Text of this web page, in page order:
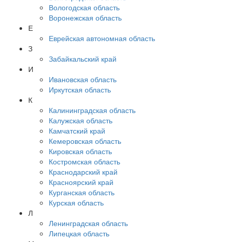
Вологодская область
Воронежская область
Е
Еврейская автономная область
З
Забайкальский край
И
Ивановская область
Иркутская область
К
Калининградская область
Калужская область
Камчатский край
Кемеровская область
Кировская область
Костромская область
Краснодарский край
Красноярский край
Курганская область
Курская область
Л
Ленинградская область
Липецкая область